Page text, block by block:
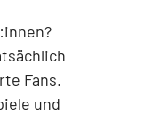
Fans.
und